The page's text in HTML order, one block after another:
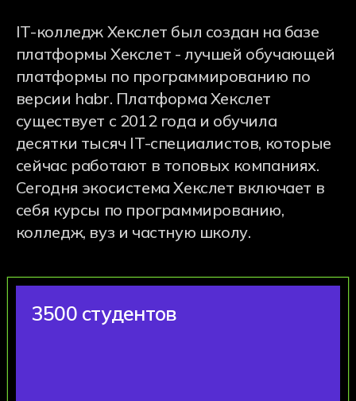
— разработчик ФГОС. Это значит,
что мы задаем стандарты всем
российским колледжам